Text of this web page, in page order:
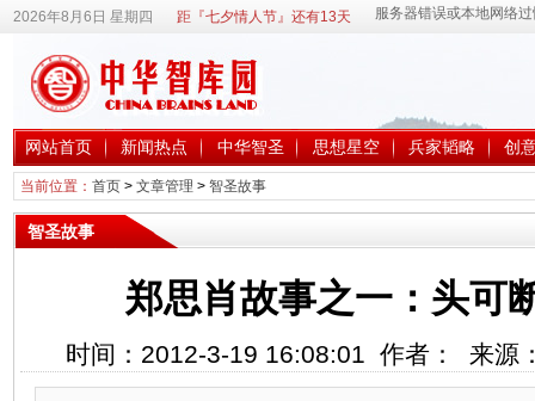
2026年8月6日 星期四 距『七夕情人节』还有13天
网站首页 新闻热点 中华智圣 思想星空 兵家韬略 创
当前位置： 首页> 文章管理 > 智圣故事
智圣故事
郑思肖故事之一：头可
时间：2012-3-19 16:08:01 作者： 来源